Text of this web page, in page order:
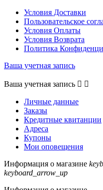
Условия Доставки
Пользовательское
Условия Оплаты
Условия Возврата
Политика
Ваша учетная запись
Ваша учетная запись  
Личные данные
Заказы
Кредитные квитанции
Адреса
Купоны
Мои оповещения
Информация о магазине
keyboard_arrow_up